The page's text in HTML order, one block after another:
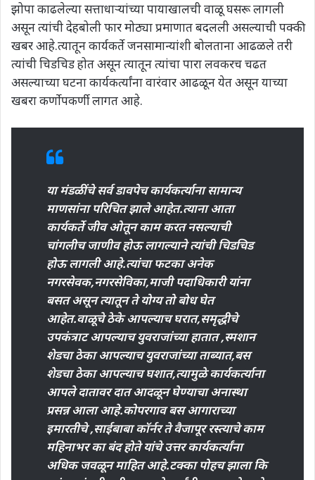
झोपा काढलेल्या सत्ताधाऱ्यांच्या पायाखालची वाळू घसरू लागली
असून त्यांची देहबोली फार मोठ्या प्रमाणात बदलली असल्याची पक्की
खबर आहे.त्यातून कार्यकर्ते जनसामान्यांशी बोलताना आढळले तरी
त्यांची चिडचिड होत असून त्यातून त्यांचा पारा लवकरच चढत
असल्याच्या घटना कार्यकर्त्यांना वारंवार आढळून येत असून याच्या
खबरा कर्णोपकर्णी लागत आहे.
या मंडळींचे सर्व डावपेच कार्यकर्त्याना सामान्य
माणसांना परिचित झाले आहेत.त्याना आता
कार्यकर्ते जीव ओतून काम करत नसल्याची
चांगलीच जाणीव होऊ लागल्याने त्यांची चिडचिड
होऊ लागली आहे.त्यांचा फटका अनेक
नगरसेवक,नगरसेविका,माजी पदाधिकारी यांना
बसत असून त्यातून ते योग्य तो बोध घेत
आहेत.वाळूचे ठेके आपल्याच घरात,समृद्धीचे
उपकंत्राट आपल्याच युवराजांच्या हातात ,स्मशान
शेडचा ठेका आपल्याच युवराजांच्या ताब्यात,बस
शेडचा ठेका आपल्याच घशात,त्यामुळे कार्यकर्त्याना
आपले दातावर दात आदळून घेण्याचा अनास्था
प्रसन्न आला आहे.कोपरगाव बस आगाराच्या
इमारतीचे ,साईबाबा कॉर्नर ते वैजापूर रस्त्याचे काम
महिनाभर का बंद होते यांचे उत्तर कार्यकर्त्यांना
अधिक जवळून माहित आहे.टक्का पोहच झाला कि